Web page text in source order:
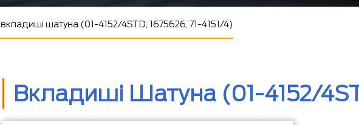
вкладиші шатуна (01-4152/4STD, 1675626, 71-4151/4)
Вкладиші Шатуна (01-4152/